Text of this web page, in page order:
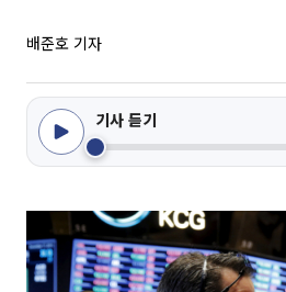
배준호 기자
기사 듣기